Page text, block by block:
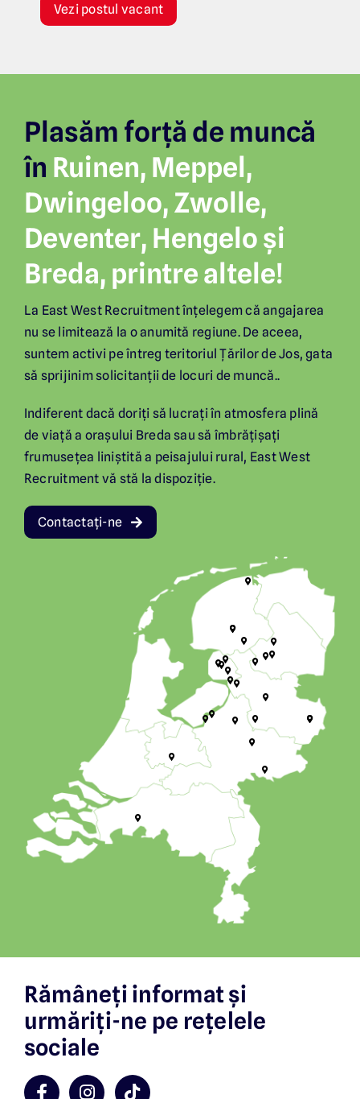
Vezi postul vacant
Plasăm forță de muncă
în Ruinen, Meppel,
Dwingeloo, Zwolle,
Deventer, Hengelo și
Breda, printre altele!
La East West Recruitment înțelegem că angajarea
nu se limitează la o anumită regiune. De aceea,
suntem activi pe întreg teritoriul Țărilor de Jos, gata
să sprijinim solicitanții de locuri de muncă..
Indiferent dacă doriți să lucrați în atmosfera plină
de viață a orașului Breda sau să îmbrățișați
frumusețea liniștită a peisajului rural, East West
Recruitment vă stă la dispoziție.
Contactați-ne
Rămâneți informat și
urmăriți-ne pe rețelele
sociale